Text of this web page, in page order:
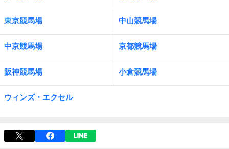
東京競馬場 中山競馬場
中京競馬場 京都競馬場
阪神競馬場 小倉競馬場
ウィンズ・エクセル